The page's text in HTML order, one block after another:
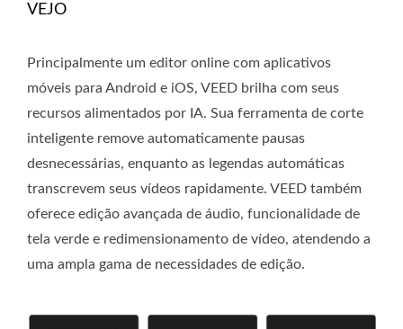
VEJO
Principalmente um editor online com aplicativos
móveis para Android e iOS, VEED brilha com seus
recursos alimentados por IA. Sua ferramenta de corte
inteligente remove automaticamente pausas
desnecessárias, enquanto as legendas automáticas
transcrevem seus vídeos rapidamente. VEED também
oferece edição avançada de áudio, funcionalidade de
tela verde e redimensionamento de vídeo, atendendo a
uma ampla gama de necessidades de edição.